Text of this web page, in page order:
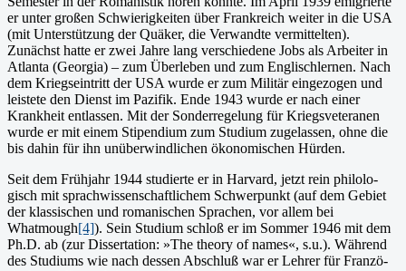
er unter großen Schwierigkeiten über Frankreich weiter in die USA
(mit Unterstützung der Quäker, die Ver­wandte vermittelten).
Zunächst hatte er zwei Jahre lang ver­schiedene Jobs als Arbeiter in
Atlanta (Georgia) – zum Überleben und zum Englischler­nen. Nach
dem Kriegseintritt der USA wurde er zum Mili­tär eingezogen und
leistete den Dienst im Pazifik. Ende 1943 wurde er nach einer
Krankheit entlassen. Mit der Sonderregelung für Kriegsveteranen
wurde er mit einem Stipendium zum Studium zugelas­sen, ohne die
bis dahin für ihn unüberwindlichen ökonomischen Hür­den.
Seit dem Frühjahr 1944 studierte er in Harvard, jetzt rein philolo­
gisch mit sprachwissenschaft­lichem Schwerpunkt (auf dem Gebiet
der klassischen und romanischen Sprachen, vor allem bei
Whatmough[4]). Sein Studium schloß er im Sommer 1946 mit dem
Ph.D. ab (zur Disser­tation: »The theory of na­mes«, s.u.). Während
des Studiums wie nach dessen Abschluß war er Lehrer für Franzö­